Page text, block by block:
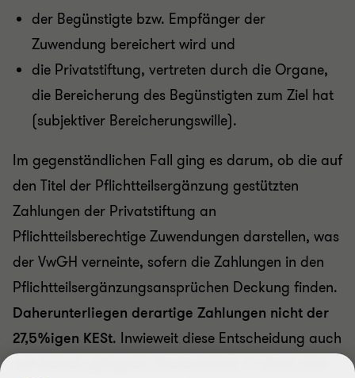
der Begünstigte bzw. Empfänger der
Zuwendung bereichert wird und
die Privatstiftung, vertreten durch die Organe,
die Bereicherung des Begünstigten zum Ziel hat
(subjektiver Bereicherungswille).
Im gegenständlichen Fall ging es darum, ob die auf
den Titel der Pflichtteilsergänzung gestützten
Zahlungen der Privatstiftung an
Pflichtteilsberechtige Zuwendungen darstellen, was
der VwGH verneinte, sofern die Zahlungen in den
Pflichtteilsergänzungsansprüchen Deckung finden.
Daherunterliegen derartige Zahlungen nicht der
27,5%igen KESt. Inwieweit diese Entscheidung auch